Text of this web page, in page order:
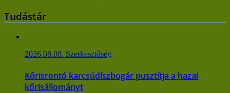
Tudástár
2026.08.08. Szerkesztőség
Kőrisrontó karcsúdíszbogár pusztítja a hazai
kőrisállományt